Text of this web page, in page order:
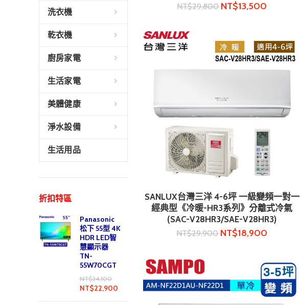
洗衣機
乾衣機
廚房家電
生活家電
美體健康
淨水設備
生活用品
折扣特區
Panasonic
松下 55型 4K
HDR LED智
慧顯示器
TN-
55W70CGT
NT$24,100
NT$22,900
NT$29,800 NT$13,500
加入購物車
SANLUX台灣三洋 4-6坪 一級變頻一對一
經典型《冷暖-HR3系列》分離式冷氣
(SAC-V28HR3/SAE-V28HR3)
NT$29,900 NT$18,900